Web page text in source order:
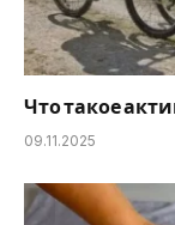
Что такое
09.11.2025